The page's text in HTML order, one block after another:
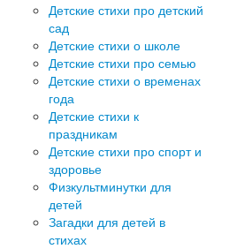
Детские стихи про детский
сад
Детские стихи о школе
Детские стихи про семью
Детские стихи о временах
года
Детские стихи к
праздникам
Детские стихи про спорт и
здоровье
Физкультминутки для
детей
Загадки для детей в
стихах